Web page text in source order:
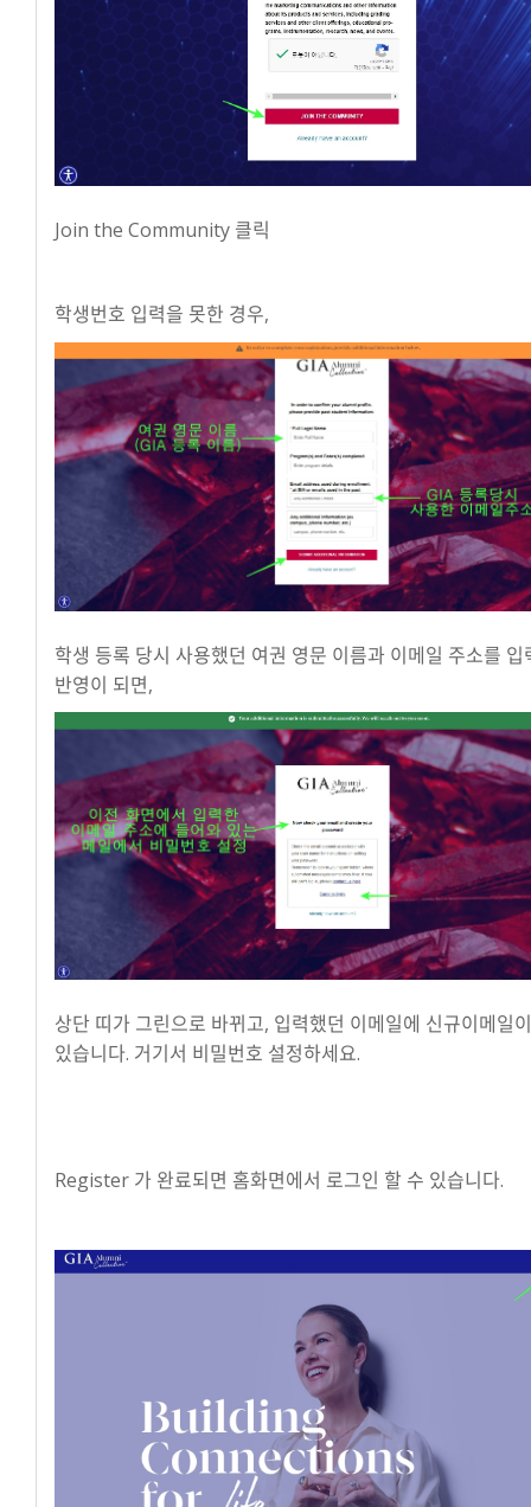
Join the Community 클릭
학생번호 입력을 못한 경우,
학생 등록 당시 사용했던 여권 영문 이름과 이메일 주소를 입
반영이 되면,
상단 띠가 그린으로 바뀌고, 입력했던 이메일에 신규이메일
있습니다. 거기서 비밀번호 설정하세요.
Register 가 완료되면 홈화면에서 로그인 할 수 있습니다.